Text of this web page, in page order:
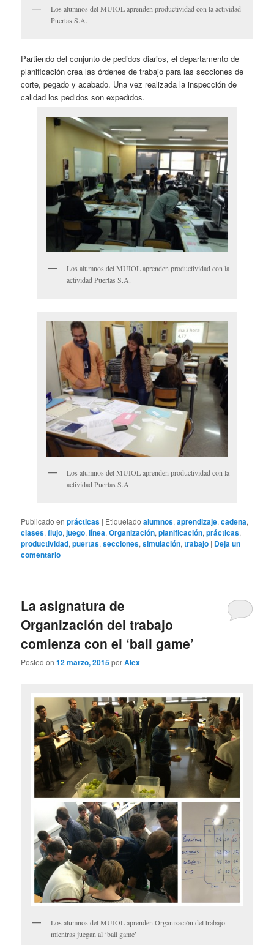
Los alumnos del MUIOL aprenden productividad con la actividad
Puertas S.A.
Partiendo del conjunto de pedidos diarios, el departamento de
planificación crea las órdenes de trabajo para las secciones de
corte, pegado y acabado. Una vez realizada la inspección de
calidad los pedidos son expedidos.
Los alumnos del MUIOL aprenden productividad con la
actividad Puertas S.A.
Los alumnos del MUIOL aprenden productividad con la
actividad Puertas S.A.
Publicado en prácticas | Etiquetado alumnos,aprendizaje,cadena,
clases,flujo,juego,línea,Organización,planificación,prácticas,
productividad,puertas,secciones,simulación,trabajo | Deja un
comentario
La asignatura de
Organización del trabajo
comienza con el ‘ball game’
Posted on12 marzo, 2015porAlex
Los alumnos del MUIOL aprenden Organización del trabajo
mientras juegan al ‘ball game’